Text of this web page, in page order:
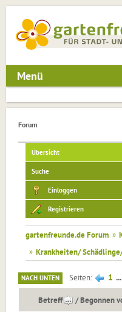
Menü
Forum
Übersicht
Suche
Einloggen
Registrieren
gartenfreunde.de Forum »
» Krankheiten/
NACH UNTEN Seiten 1 ...
Betreff /Begonnen